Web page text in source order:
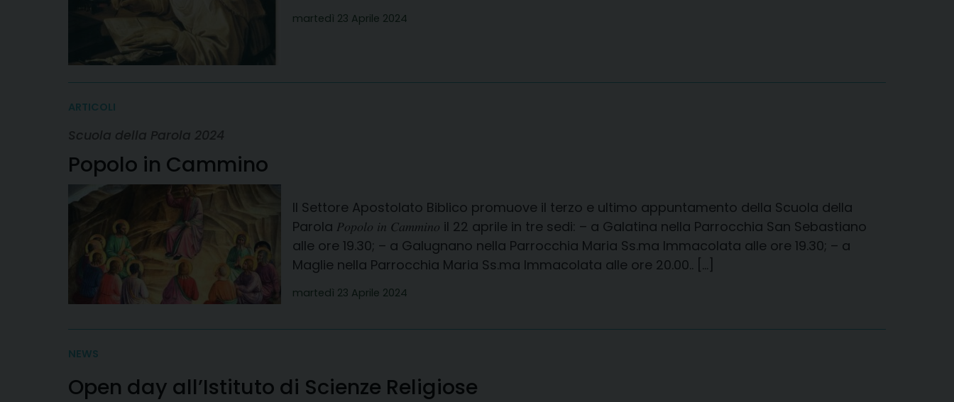
martedì 23 Aprile 2024
ARTICOLI
Scuola della Parola 2024
Popolo in Cammino
Il Settore Apostolato Biblico promuove il terzo e ultimo appuntamento della Scuola della
Parola 𝑃𝑜𝑝𝑜𝑙𝑜 𝑖𝑛 𝐶𝑎𝑚𝑚𝑖𝑛𝑜 il 22 aprile in tre sedi: – a Galatina nella Parrocchia San Sebastiano
alle ore 19.30; – ⁠a Galugnano nella Parrocchia Maria Ss.ma Immacolata alle ore 19.30; – a
Maglie nella Parrocchia Maria Ss.ma Immacolata alle ore 20.00.. […]
martedì 23 Aprile 2024
NEWS
Open day all’Istituto di Scienze Religiose